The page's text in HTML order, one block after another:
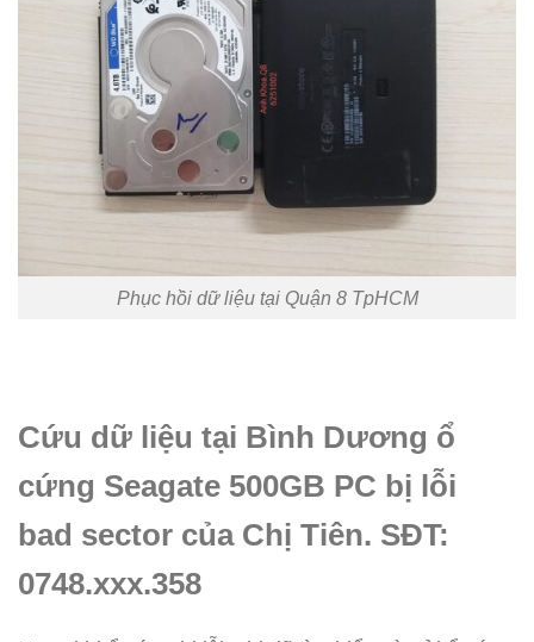
Phục hồi dữ liệu tại Quận 8 TpHCM
Cứu dữ liệu tại Bình Dương ổ
cứng Seagate 500GB PC bị lỗi
bad sector của Chị Tiên. SĐT:
0748.xxx.358